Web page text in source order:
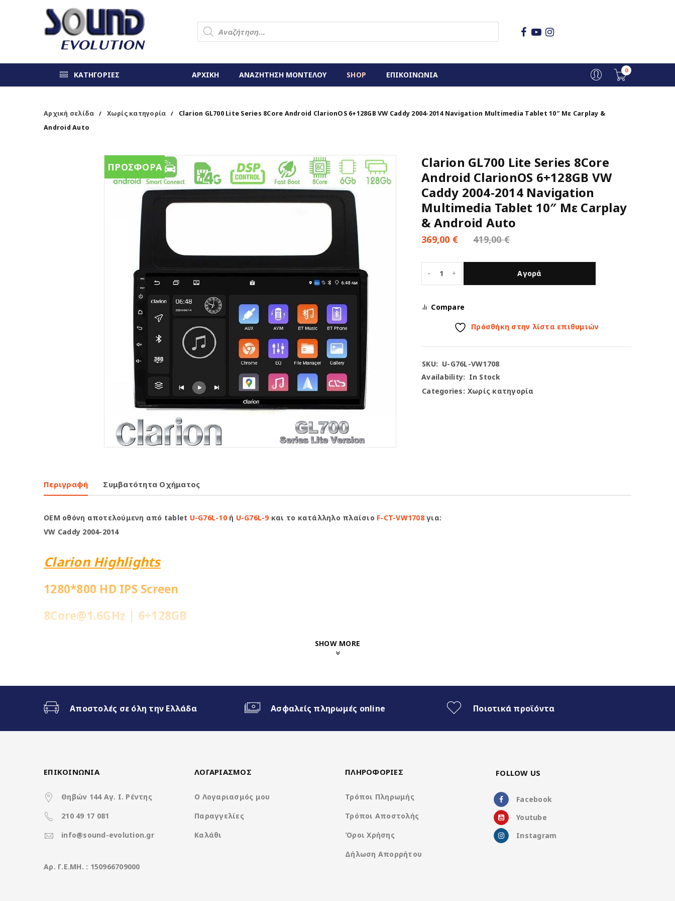
ΚΑΤΗΓΟΡΙΕΣ ΑΡΧΙΚΗ ΑΝΑΖΗΤΗΣΗ ΜΟΝΤΕΛΟΥ SHOP ΕΠΙΚΟΙΝΩΝΙΑ 0
Αρχική σελίδα / Χωρίς κατηγορία /
Clarion GL700 Lite Series 8Core Android ClarionOS 6+128GB VW Caddy 2004-2014 Navigation Multimedia Tablet 10″ Με Carplay &
Android Auto
ΠΡΟΣΦΟΡΑ
Clarion GL700 Lite Series 8Core
Android ClarionOS 6+128GB VW
Caddy 2004-2014 Navigation
Multimedia Tablet 10″ Με Carplay
& Android Auto
419,00€
369,00 €
Αγορά
Compare
Πρόσθήκη στην λίστα επιθυμιών
SKU: U-G76L-VW1708
Availability: In Stock
Categories: Χωρίς κατηγορία
Περιγραφή Συμβατότητα Οχήματος
OEM οθόνη αποτελούμενη από tablet U-G76L-10ή U-G76L-9και το κατάλληλο πλαίσιο F-CT-VW1708για:
VW Caddy 2004-2014
Clarion Highlights
1280*800 HD IPS Screen
8Core@1.6GHz | 6+128GB
4x50Watt με DSP
Χαρακτηριστικά
SHOW MORE
Αποστολές σε όλη την Ελλάδα Ασφαλείς πληρωμές online Ποιοτικά προϊόντα
ΕΠΙΚΟΙΝΩΝΙΑ
Θηβών 144 Αγ. Ι. Ρέντης
210 49 17 081
info@sound-evolution.gr
Aρ. Γ.Ε.ΜΗ. : 150966709000
ΛΟΓΑΡΙΑΣΜΟΣ
Ο Λογαριασμός μου
Παραγγελίες
Καλάθι
ΠΛΗΡΟΦΟΡΙΕΣ
Τρόποι Πληρωμής
Τρόποι Αποστολής
Όροι Χρήσης
Δήλωση Απορρήτου
FOLLOW US
Facebook
Youtube
Instagram